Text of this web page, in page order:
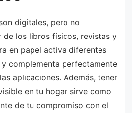
digitales, pero no
de los libros físicos, revistas y
en papel activa diferentes
complementa perfectamente
aplicaciones. Además, tener
en tu hogar sirve como
de tu compromiso con el